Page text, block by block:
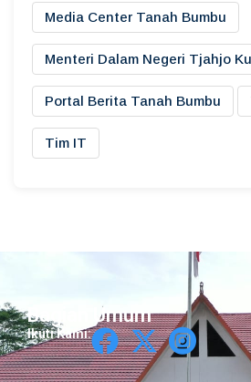
Media Center Tanah Bumbu
Menteri Dalam Negeri Tjahjo
Portal Berita Tanah Bumbu
Tim IT
Bagian Umum
Ikuti Kami: